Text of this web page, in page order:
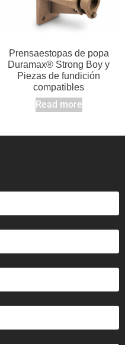
Prensaestopas de popa
Duramax® Strong Boy y
Piezas de fundición
compatibles
Read more